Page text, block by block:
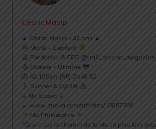
Cédric Masip
▲ Cédric Masip - 42 ans ▲
Marié - 1 enfant
Fondateur & CEO @trail_session_magazine
Odessa - Ukraine
⏱ 42.195km [RP] 2h46’52
Runner & Cyclist
⇣ My Strava ⇣
→ www.strava.com/athletes/18867396
Ma Philosophie
"Courir sur le chemin de la vie, le plus loin